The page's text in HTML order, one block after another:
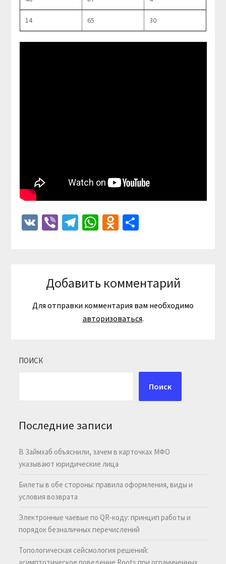
14 65 30
VKViberTelegram
WhatsApp
Odnoklassniki
Отправить
Добавить комментарий
Для отправки комментария вам необходимо
авторизоваться.
ПОИСК
Поиск
Последние записи
В Займхаб объяснили, зачем в карточках МФО
указывают юридические лица
Билеты в обе стороны: правила оформления, виды и
условия возврата
Электронные чаевые по QR-коду: принцип работы и
порядок безналичных перечислений
Топологическая сейсмология решений:
асимптотическое поведение Roots при ограниченных